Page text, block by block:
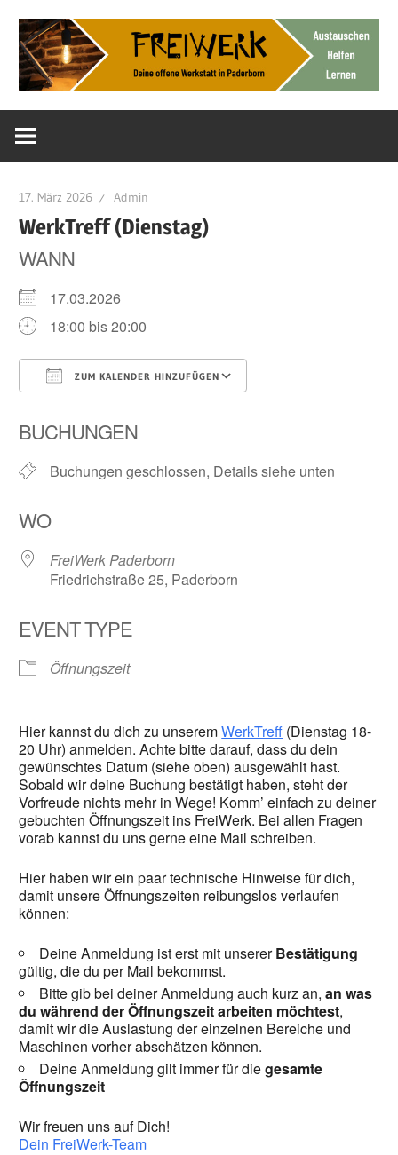
Inhalt
springen
FreiWerk
Paderborn
offene
17. März 2026 Admin
WerkTreff (Dienstag)
WANN
17.03.2026
18:00 bis 20:00
ZUM KALENDER HINZUFÜGEN
BUCHUNGEN
Buchungen geschlossen, Details siehe unten
WO
FreiWerk Paderborn
Friedrichstraße 25, Paderborn
EVENT TYPE
Öffnungszeit
Hier kannst du dich zu unseremWerkTreff (Dienstag 18-
20 Uhr) anmelden. Achte bitte darauf, dass du dein
gewünschtes Datum (siehe oben) ausgewählt hast.
Sobald wir deine Buchung bestätigt haben, steht der
Vorfreude nichts mehr in Wege! Komm’ einfach zu deiner
gebuchten Öffnungszeit ins FreiWerk. Bei allen Fragen
vorab kannst du uns gerne eine Mail schreiben.
Hier haben wir ein paar technische Hinweise für dich,
damit unsere Öffnungszeiten reibungslos verlaufen
können:
Deine Anmeldung ist erst mit unsererBestätigung
gültig, die du per Mail bekommst.
Bitte gib bei deiner Anmeldung auch kurz an,an was
du während der Öffnungszeit arbeiten möchtest,
damit wir die Auslastung der einzelnen Bereiche und
Maschinen vorher abschätzen können.
Deine Anmeldung gilt immer für diegesamte
Öffnungszeit
Wir freuen uns auf Dich!
Dein FreiWerk-Team